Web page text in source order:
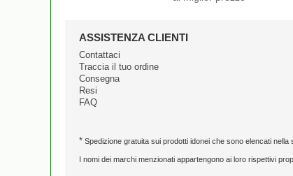
ASSISTENZA CLIENTI
Contattaci
Traccia il tuo ordine
Consegna
Resi
FAQ
* Spedizione gratuita sui prodotti idonei che sono elencati nella
I nomi dei marchi menzionati appartengono ai loro rispettivi